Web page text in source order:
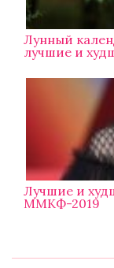
Лунный
лучшие и
Лучшие и
ММКФ-2019